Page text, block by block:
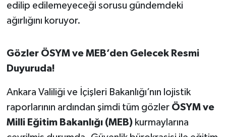
edilip edilemeyeceği sorusu gündemdeki
ağırlığını koruyor.
Gözler ÖSYM ve MEB’den Gelecek Resmi
Duyuruda!
Ankara Valiliği ve İçişleri Bakanlığı’nın lojistik
raporlarının ardından şimdi tüm gözler ÖSYM ve
Milli Eğitim Bakanlığı (MEB)kurmaylarına